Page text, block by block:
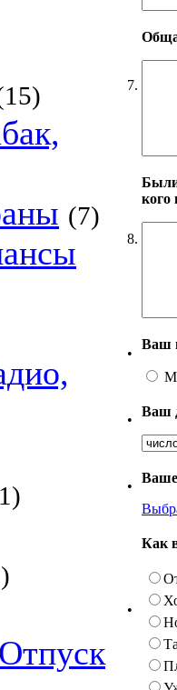
(7)
7.
8.
Были
кого
•
Ваш
•
Ваш
•
Ваше
•
Как